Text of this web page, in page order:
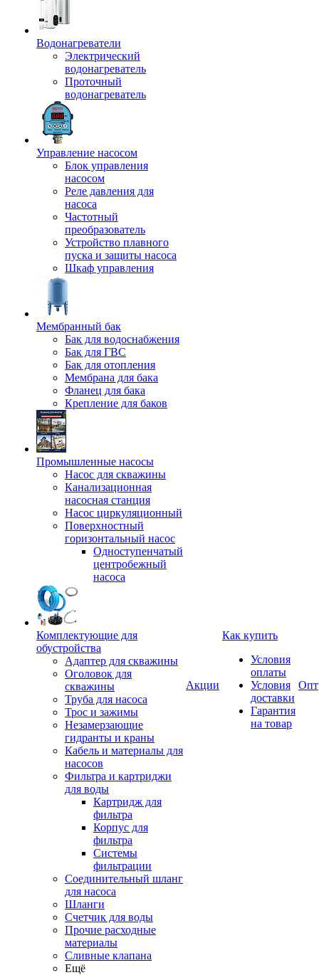
Водонагреватели
Электрический
водонагреватель
Проточный
водонагреватель
Управление насосом
Блок управления
насосом
Реле давления для
насоса
Частотный
преобразователь
Устройство плавного
пуска и защиты насоса
Шкаф управления
Мембранный бак
Бак для водоснабжения
Бак для ГВС
Бак для отопления
Мембрана для бака
Фланец для бака
Крепление для баков
Промышленные насосы
Насос для скважины
Канализационная
насосная станция
Насос циркуляционный
Поверхностный
горизонтальный насос
Одноступенчатый
центробежный
насоса
Комплектующие для
обустройства
Адаптер для скважины
Оголовок для
скважины
Труба для насоса
Трос и зажимы
Незамерзающие
гидранты и краны
Кабель и материалы для
насосов
Фильтра и картриджи
для воды
Картридж для
фильтра
Корпус для
фильтра
Системы
фильтрации
Соединительный шланг
для насоса
Шланги
Счетчик для воды
Прочие расходные
материалы
Сливные клапана
Ещё
Акции
Как купить
Условия
оплаты
Условия
доставки
Гарантия
на товар
Опт